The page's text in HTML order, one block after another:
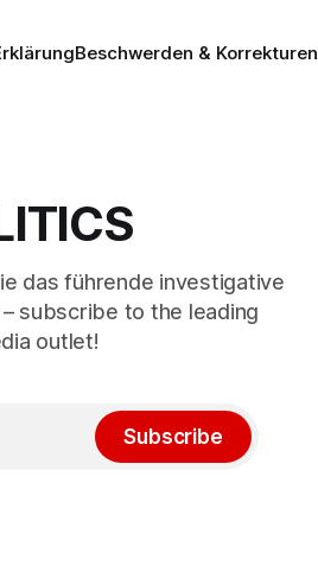
Beschwerden & Korrekturen
das führende investigative
subscribe to the leading
outlet!
Subscribe